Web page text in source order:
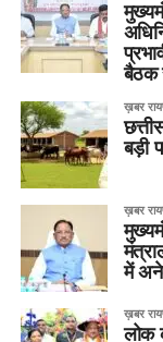
बैठक
ख़बर
बड़ी
ख़बर
में
ख़बर
लोक